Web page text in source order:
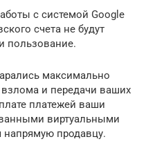
с системой Google
счета не будут
пользование.
максимально
и передачи ваших
платежей ваши
виртуальными
напрямую продавцу.